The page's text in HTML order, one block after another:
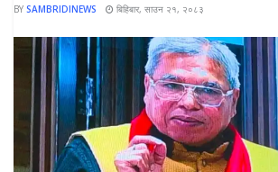
BY SAMBRIDINEWS बिहिबार, साउन २१, २०८३